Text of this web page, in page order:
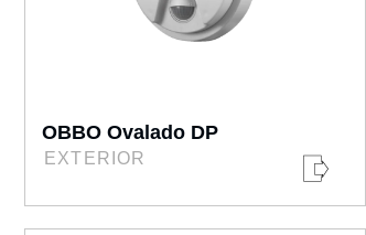
OBBO Ovalado DP
EXTERIOR